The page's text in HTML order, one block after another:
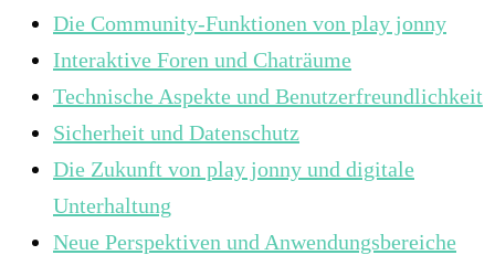
Die Community-Funktionen von play jonny
Interaktive Foren und Chaträume
Technische Aspekte und Benutzerfreundlichkeit
Sicherheit und Datenschutz
Die Zukunft von play jonny und digitale
Unterhaltung
Neue Perspektiven und Anwendungsbereiche